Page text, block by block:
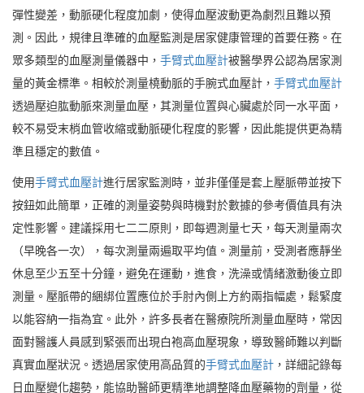
彈性變差，動脈硬化程度加劇，使得血壓波動更為劇烈且難以預
測。因此，規律且準確的血壓監測是居家健康管理的首要任務。在
眾多類型的血壓測量儀器中， 手臂式血壓計被醫學界公認為居家測
量的黃金標準。相較於測量橈動脈的手腕式血壓計， 手臂式血壓計
透過壓迫肱動脈來測量血壓，其測量位置與心臟處於同一水平面，
較不易受末梢血管收縮或動脈硬化程度的影響，因此能提供更為精
準且穩定的數值。
使用手臂式血壓計進行居家監測時，並非僅僅是套上壓脈帶並按下
按鈕如此簡單，正確的測量姿勢與時機對於數據的參考價值具有決
定性影響。建議採用七二二原則，即每週測量七天，每天測量兩次
（早晚各一次），每次測量兩遍取平均值。測量前，受測者應靜坐
休息至少五至十分鐘，避免在運動，進食，洗澡或情緒激動後立即
測量。壓脈帶的綑綁位置應位於手肘內側上方約兩指幅處，鬆緊度
以能容納一指為宜。此外，許多長者在醫療院所測量血壓時，常因
面對醫護人員感到緊張而出現白袍高血壓現象，導致醫師難以判斷
真實血壓狀況。透過居家使用高品質的手臂式血壓計 ，詳細記錄每
日血壓變化趨勢，能協助醫師更精準地調整降血壓藥物的劑量，從